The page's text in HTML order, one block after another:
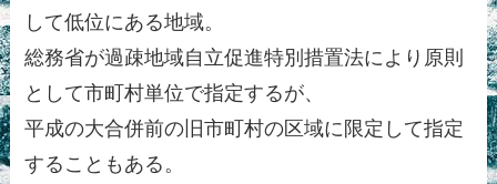
して低位にある地域。
総務省が過疎地域自立促進特別措置法により原則
として市町村単位で指定するが、
平成の大合併前の旧市町村の区域に限定して指定
することもある。